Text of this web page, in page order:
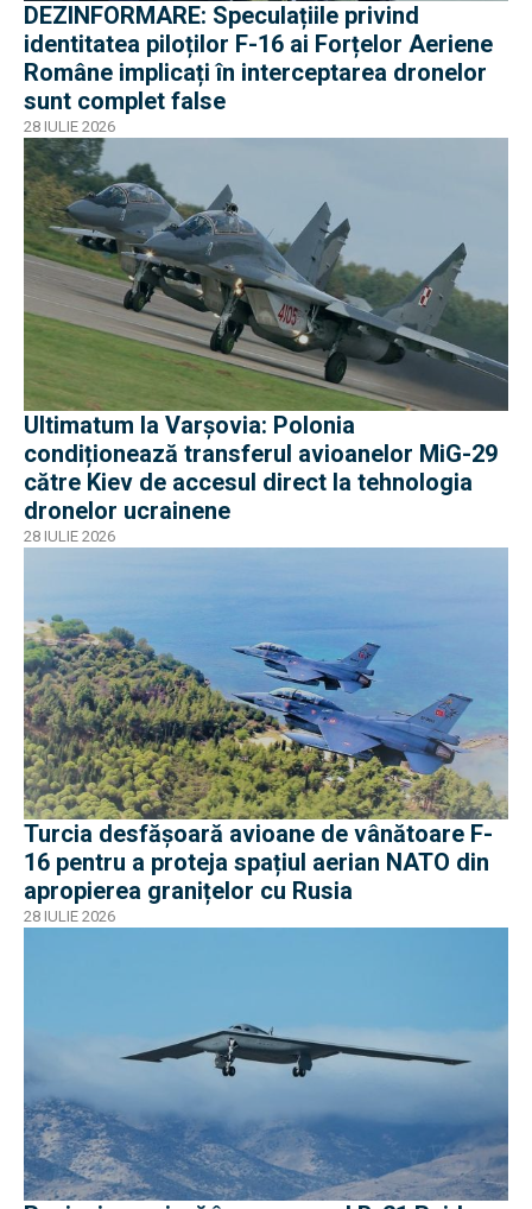
DEZINFORMARE: Speculațiile privind
identitatea piloților F-16 ai Forțelor Aeriene
Române implicați în interceptarea dronelor
sunt complet false
28 IULIE 2026
Ultimatum la Varșovia: Polonia
condiționează transferul avioanelor MiG-29
către Kiev de accesul direct la tehnologia
dronelor ucrainene
28 IULIE 2026
Turcia desfășoară avioane de vânătoare F-
16 pentru a proteja spațiul aerian NATO din
apropierea granițelor cu Rusia
28 IULIE 2026